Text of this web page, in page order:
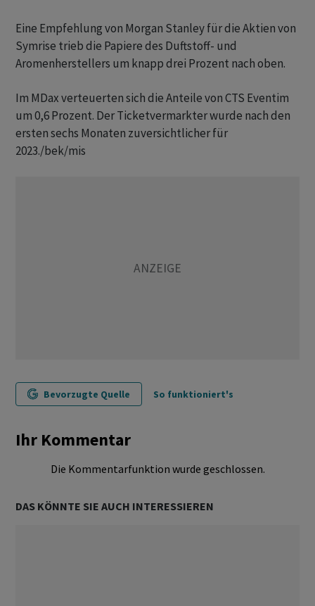
Eine Empfehlung von Morgan Stanley für die Aktien von
Symrise trieb die Papiere des Duftstoff- und
Aromenherstellers um knapp drei Prozent nach oben.
Im MDax verteuerten sich die Anteile von CTS Eventim
um 0,6 Prozent. Der Ticketvermarkter wurde nach den
ersten sechs Monaten zuversichtlicher für
2023./bek/mis
Bevorzugte Quelle So funktioniert's
Ihr Kommentar
Die Kommentarfunktion wurde geschlossen.
DAS KÖNNTE SIE AUCH INTERESSIEREN